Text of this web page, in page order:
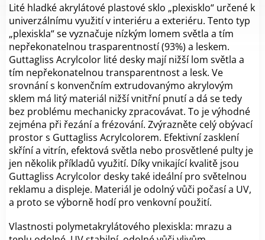
Lité hladké akrylátové plastové sklo „plexisklo“ určené k
univerzálnímu využití v interiéru a exteriéru. Tento typ
„plexiskla“ se vyznačuje nízkým lomem světla a tím
nepřekonatelnou trasparentností (93%) a leskem.
Guttagliss Acrylcolor lité desky mají nižší lom světla a
tím nepřekonatelnou transparentnost a lesk. Ve
srovnání s konvenčním extrudovanýmo akrylovým
sklem má litý materiál nižší vnitřní pnutí a dá se tedy
bez problému mechanicky zpracovávat. To je výhodné
zejména při řezání a frézování. Zvýrazněte celý obývací
prostor s Guttagliss Acrylcolorem. Efektivní zasklení
skříní a vitrín, efektová světla nebo prosvětlené pulty je
jen několik příkladů využití. Díky vnikající kvalitě jsou
Guttagliss Acrylcolor desky také ideální pro světelnou
reklamu a displeje. Materiál je odolný vůči počasí a UV,
a proto se výborně hodí pro venkovní použití.
Vlastnosti polymetakrylátového plexiskla: mrazu a